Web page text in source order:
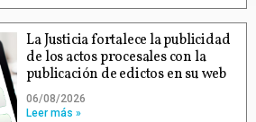
La Justicia fortalece la publicidad
de los actos procesales con la
publicación de edictos en su web
06/08/2026
Leer más »